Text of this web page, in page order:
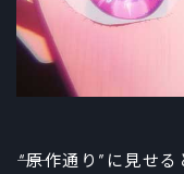
――“原作通り”に見せ